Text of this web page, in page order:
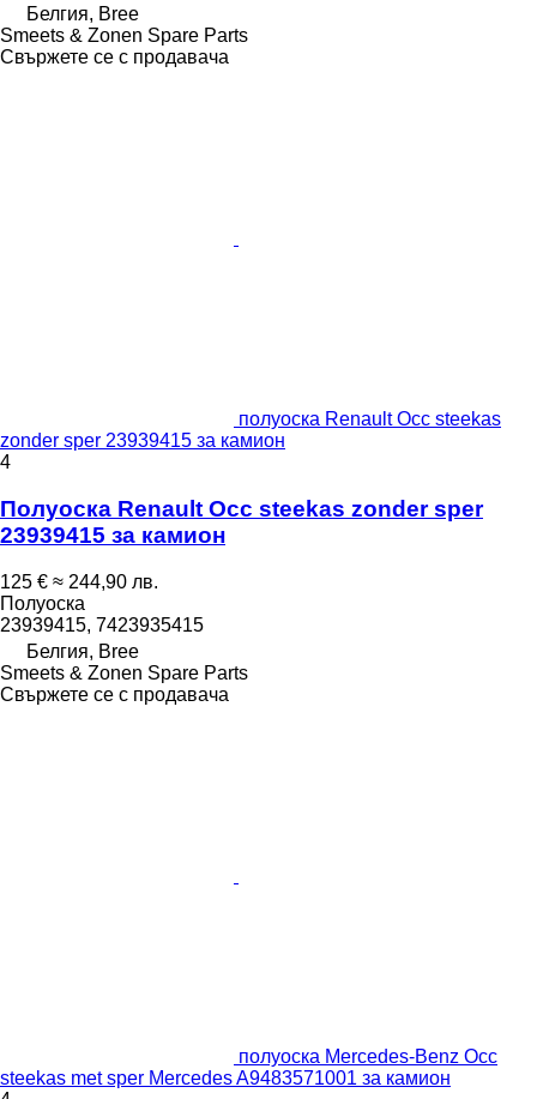
Белгия, Bree
Smeets & Zonen Spare Parts
Свържете се с продавача
полуоска Renault Occ steekas
zonder sper 23939415 за камион
4
Полуоска Renault Occ steekas zonder sper
23939415 за камион
125 € ≈ 244,90 лв.
Полуоска
23939415, 7423935415
Белгия, Bree
Smeets & Zonen Spare Parts
Свържете се с продавача
полуоска Mercedes-Benz Occ
steekas met sper Mercedes A9483571001 за камион